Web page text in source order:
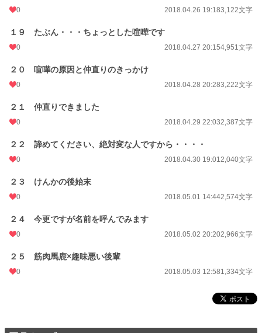
0 2018.04.26 19:183,122文字
１９ たぶん・・・ちょっとした喧嘩です
0 2018.04.27 20:154,951文字
２０ 喧嘩の原因と仲直りのきっかけ
0 2018.04.28 20:283,222文字
２１ 仲直りできました
0 2018.04.29 22:032,387文字
２２ 諦めてください、絶対変な人ですから・・・・
0 2018.04.30 19:012,040文字
２３ けんかの後始末
0 2018.05.01 14:442,574文字
２４ 今更ですが名前を呼んでみます
0 2018.05.02 20:202,966文字
２５ 筋肉馬鹿×趣味悪い後輩
0 2018.05.03 12:581,334文字